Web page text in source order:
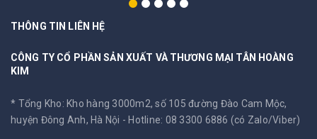
THÔNG TIN LIÊN HỆ
CÔNG TY CỔ PHẦN SẢN XUẤT VÀ THƯƠNG MẠI TÂN HOÀNG
KIM
* Tổng Kho: Kho hàng 3000m2, số 105 đường Đào Cam Mộc,
huyện Đông Anh, Hà Nội - Hotline: 08 3300 6886 (có Zalo/Viber)